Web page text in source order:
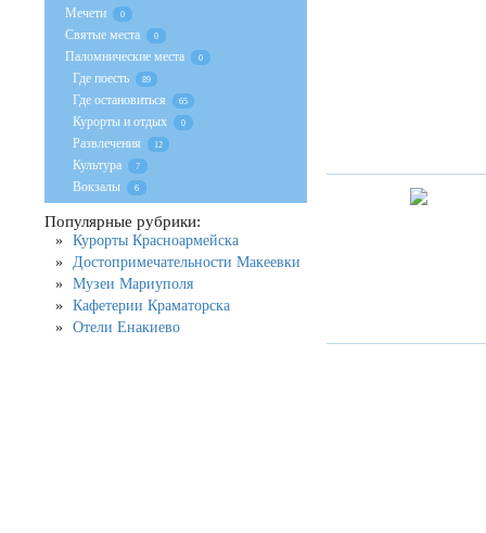
Мечети 0
Святые места 0
Паломнические места 0
Где поесть 89
Где остановиться 65
Курорты и отдых 0
Развлечения 12
Культура 7
Вокзалы 6
Популярные рубрики:
Курорты Красноармейска
Достопримечательности Макеевки
Музеи Мариуполя
Кафетерии Краматорска
Отели Енакиево